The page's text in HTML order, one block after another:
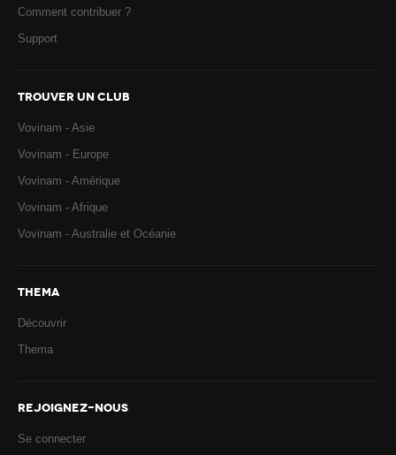
Comment contribuer ?
Support
TROUVER UN CLUB
Vovinam - Asie
Vovinam - Europe
Vovinam - Amérique
Vovinam - Afrique
Vovinam - Australie et Océanie
THEMA
Découvrir
Thema
REJOIGNEZ-NOUS
Se connecter